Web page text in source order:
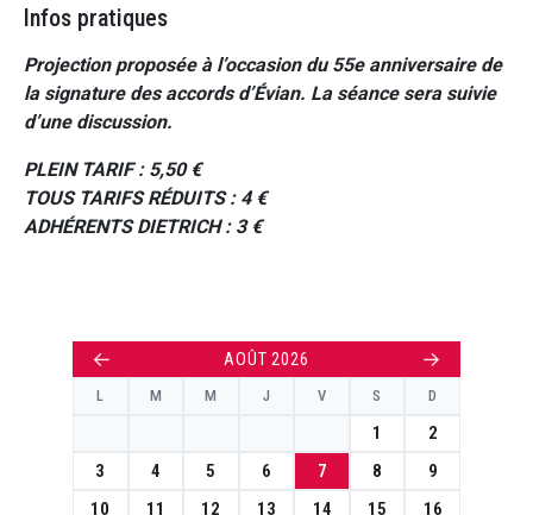
Infos pratiques
Projection proposée à l’occasion du 55e anniversaire de
la signature des accords d’Évian. La séance sera suivie
d’une discussion.
PLEIN TARIF : 5,50 €
TOUS TARIFS RÉDUITS : 4 €
ADHÉRENTS DIETRICH : 3 €
← AOÛT 2026 →
L M M J V S D
1
2
3
4 5 6 7 8
9
10
11 12 13 14 15
16